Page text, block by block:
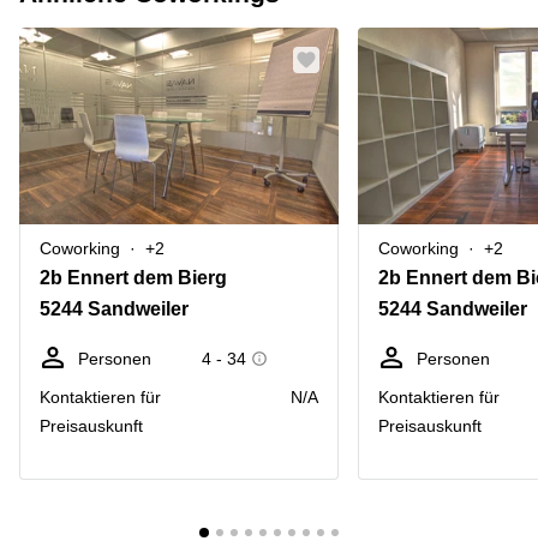
Coworking +2
2b Ennert dem Bierg
5244 Sandweiler
Personen
4 - 34
Kontaktieren für
Preisauskunft
N/A
Coworking +2
2b Ennert dem
5244 Sandweiler
Personen
Kontaktieren für
Preisauskunft